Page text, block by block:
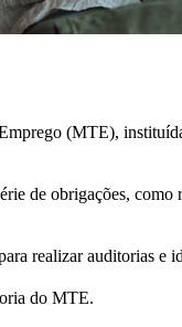
(MTE),
de obrigações,
realizar auditorias
do MTE.